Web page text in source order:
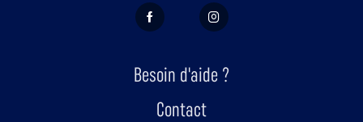
FACEBOOK INSTAGRAM
Besoin d'aide ?
Contact